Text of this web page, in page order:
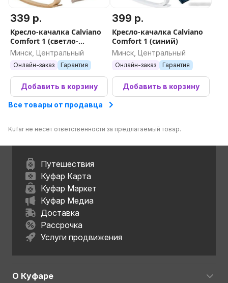
339 р.
Кресло-качалка Calviano
Comfort 1 (светло-
бежевый)
Минск, Центральный
Онлайн-заказ Гарантия
Добавить в корзину
399 р.
Кресло-качалка Calviano
Comfort 1 (синий)
Минск, Центральный
Онлайн-заказ Гарантия
Добавить в корзину
Все товары от продавца
Kufar не несет ответственности за предлагаемый товар.
Путешествия
Куфар Карта
Куфар Маркет
Куфар Медиа
Доставка
Рассрочка
Услуги продвижения
О Куфаре